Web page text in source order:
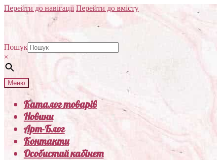
Перейти до навігації Перейти до вмісту
Пошук
×
Меню
Каталог товарів
Новини
Арт-Блог
Контакти
Особистий кабінет